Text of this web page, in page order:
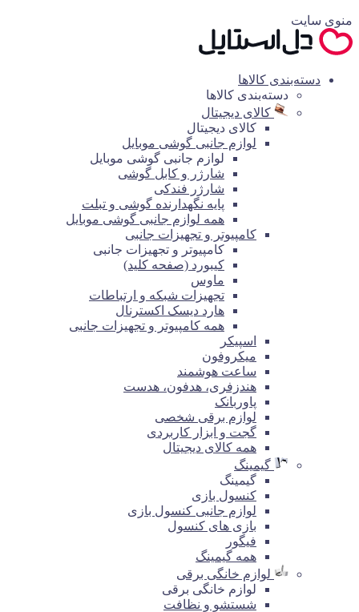
منوی سایت
دسته‌بندی کالاها
دسته‌بندی کالاها
کالای دیجیتال
کالای دیجیتال
لوازم جانبی گوشی موبایل
لوازم جانبی گوشی موبایل
شارژر و کابل گوشی
شارژر فندکی
پایه نگهدارنده گوشی و تبلت
همه لوازم جانبی گوشی موبایل
کامپیوتر و تجهیزات جانبی
کامپیوتر و تجهیزات جانبی
کیبورد (صفحه کلید)
ماوس
تجهیزات شبکه و ارتباطات
هارد دیسک اکسترنال
همه کامپیوتر و تجهیزات جانبی
اسپیکر
میکروفون
ساعت هوشمند
هندزفری، هدفون، هدست
پاوربانک
لوازم برقی شخصی
گجت و ابزار کاربردی
همه کالای دیجیتال
گیمینگ
گیمینگ
کنسول بازی
لوازم جانبی کنسول بازی
بازی های کنسول
فیگور
همه گیمینگ
لوازم خانگی برقی
لوازم خانگی برقی
شستشو و نظافت